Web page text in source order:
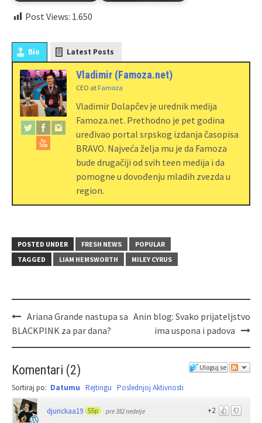
Post Views: 1.650
Bio Latest Posts
Vladimir (Famoza.net)
CEO at Famoza
Vladimir Dolapčev je urednik medija
Famoza.net. Prethodno je pet godina
uređivao portal srpskog izdanja časopisa
BRAVO. Najveća želja mu je da Famoza
bude drugačiji od svih teen medija i da
pomogne u dovođenju mladih zvezda u
region.
POSTED UNDER FRESH NEWS
POPULAR
TAGGED
LIAM HEMSWORTH MILEY CYRUS
Ariana Grande nastupa sa
BLACKPINK za par dana?
Anin blog: Svako prijateljstvo
ima uspona i padova
Uloguj se
Komentari (2)
Sortiraj po: Datumu Rejtingu Poslednjoj Aktivnosti
+2
djurickaa19 55p · pre 382 nedelje